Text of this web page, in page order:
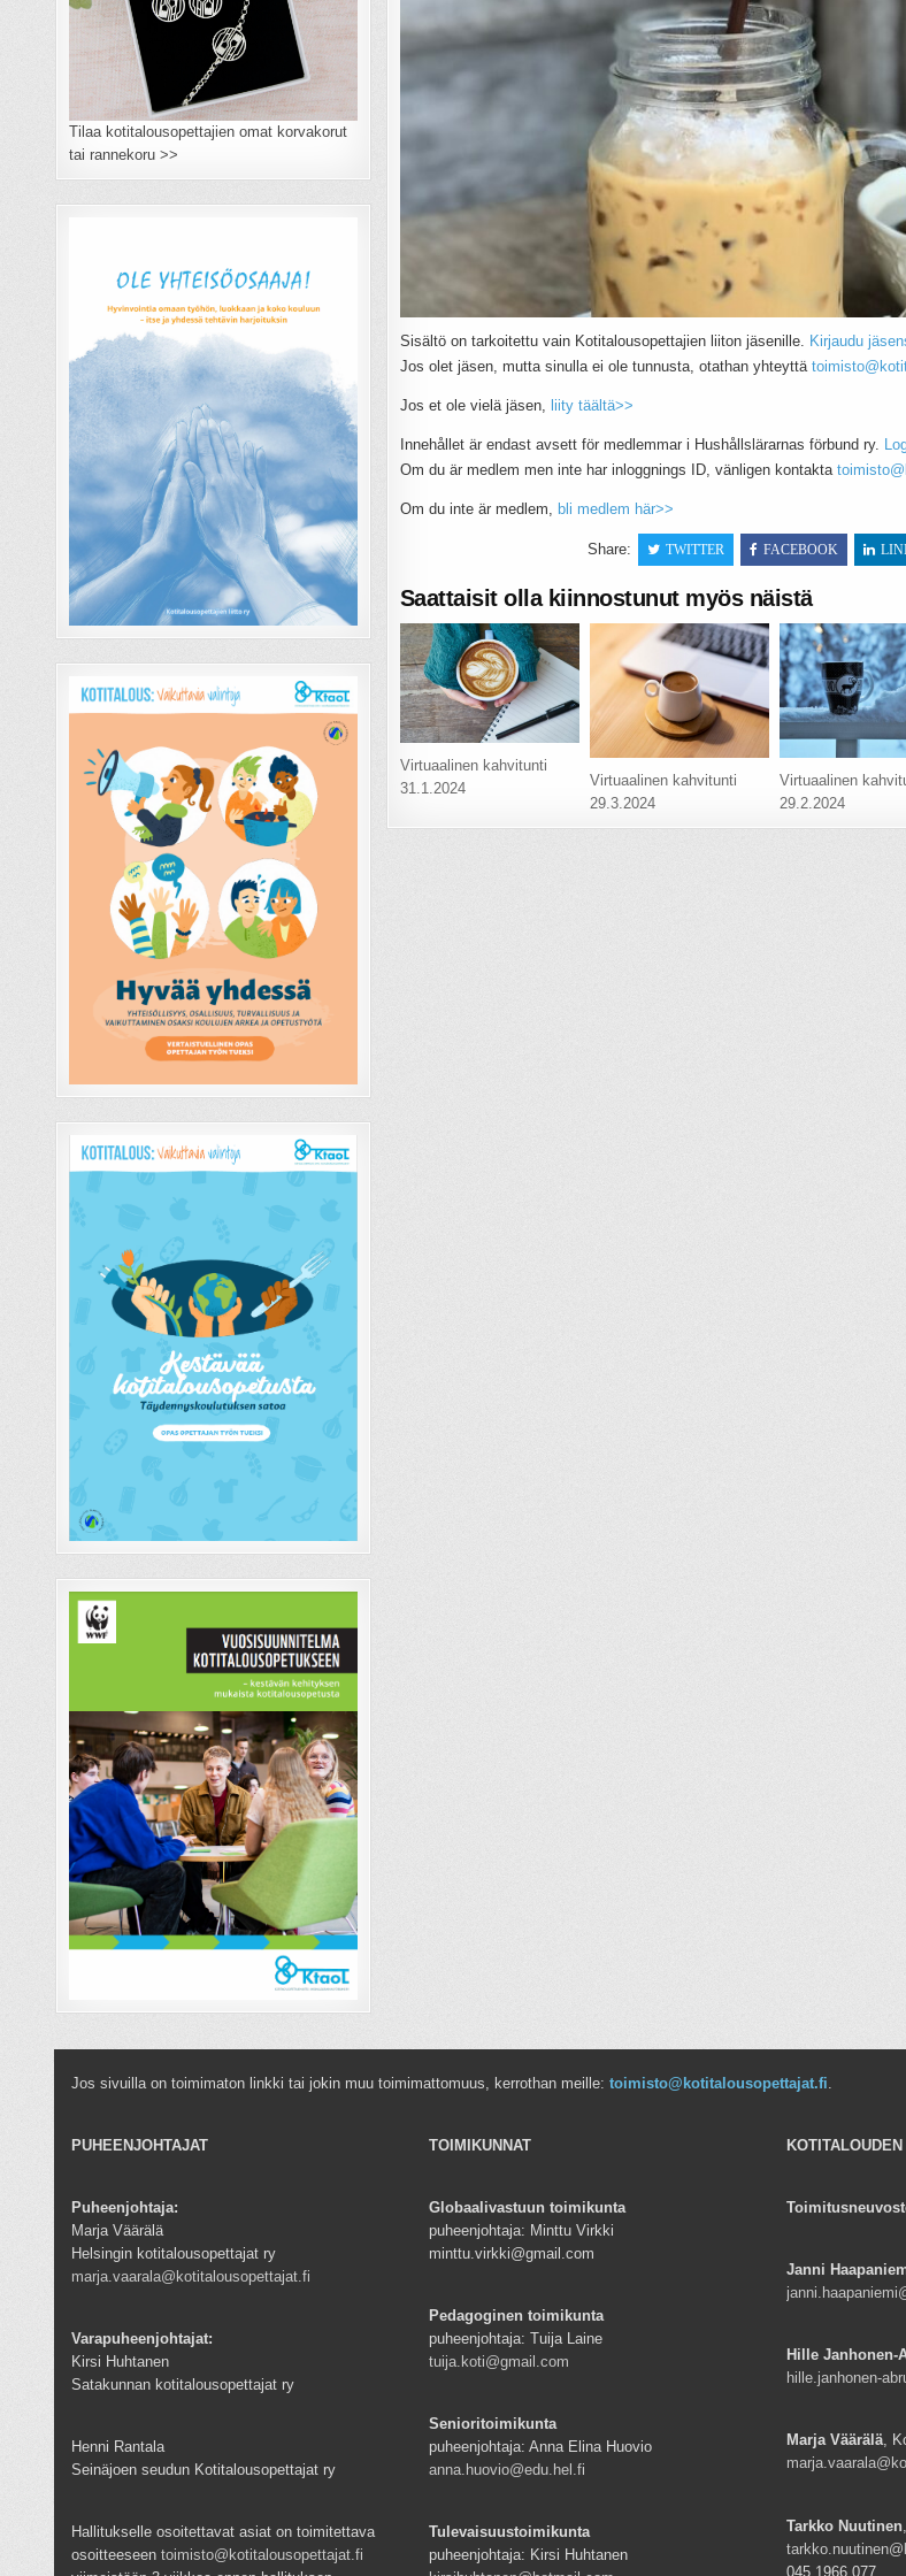
Sisältö on tarkoitettu vain Kotitalousopettajien liiton jäsenille. Kirjaudu
Jos olet jäsen, mutta sinulla ei ole tunnusta, otathan yhteyttä
Jos et ole vielä jäsen, liity täältä>>
Innehållet är endast avsett för medlemmar i Hushållslärarnas förbund ry.
Om du är medlem men inte har inloggnings ID, vänligen kontakta
Om du inte är medlem, bli medlem här>>
Share: TWITTER FACEBOOK
Saattaisit olla kiinnostunut myös näistä
Virtuaalinen kahvitunti
31.1.2024
Virtuaalinen kahvitunti
29.3.2024
Virtuaalinen
29.2.2024
Tilaa kotitalousopettajien omat korvakorut
tai rannekoru >>
Jos sivuilla on toimimaton linkki tai jokin muu toimimattomuus, kerrothan meille: toimisto@kotitalousopettajat.fi
PUHEENJOHTAJAT
Puheenjohtaja:
Marja Väärälä
Helsingin kotitalousopettajat ry
marja.vaarala@kotitalousopettajat.fi
Varapuheenjohtajat:
Kirsi Huhtanen
Satakunnan kotitalousopettajat ry
Henni Rantala
Seinäjoen seudun Kotitalousopettajat ry
Hallitukselle osoitettavat asiat on toimitettava
osoitteeseentoimisto@kotitalousopettajat.fi
TOIMIKUNNAT
Globaalivastuun toimikunta
puheenjohtaja: Minttu Virkki
minttu.virkki@gmail.com
Pedagoginen toimikunta
puheenjohtaja: Tuija Laine
tuija.koti@gmail.com
Senioritoimikunta
puheenjohtaja: Anna Elina Huovio
anna.huovio@edu.hel.fi
Tulevaisuustoimikunta
puheenjohtaja: Kirsi Huhtanen
Janni
Hille Janhonen-
hille.janhonen-
Marja Väärälä,
Tarkko Nuutinen
045 1966 077